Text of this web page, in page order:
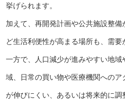
挙げられます。
加えて、再開発計画や公共施設整
ど生活利便性が高まる場所も、需要
一方で、人口減少が進みやすい地
域、日常の買い物や医療機関への
が伸びにくい、あるいは将来的に調